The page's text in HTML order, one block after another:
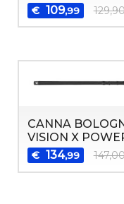
€ 109,99
CANNA
VISION X
€ 134,99